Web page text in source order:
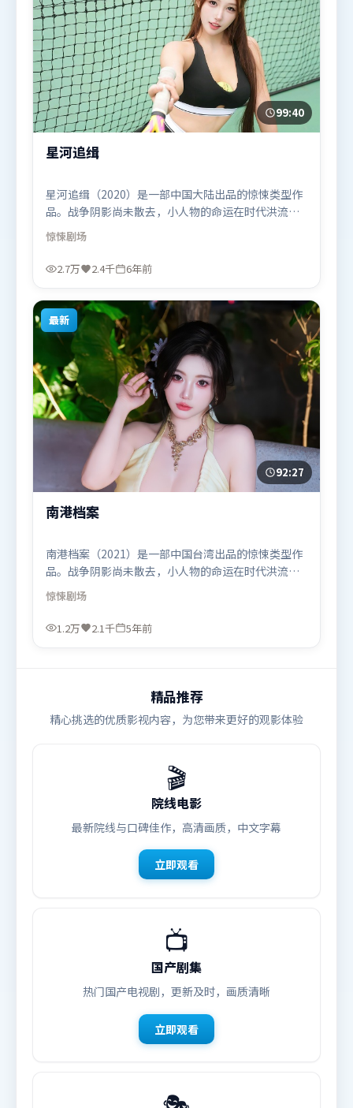
99:40
星河追缉
星河追缉（2020）是一部中国大陆出品的惊悚类型作
品。战争阴影尚未散去，小人物的命运在时代洪流里
被轻轻托起又放下。动作场面设计讲究空间与节奏，
文戏部分同样扎实耐嚼。由吕克·贝松执导，王景
春、梁朝伟、张家辉，吴京、艾米莉·布朗特等联袂
区首映上线，适合喜欢惊悚题材的观众观看。
惊悚剧场
2.7万 2.4千 6年前
最新
92:27
南港档案
南港档案（2021）是一部中国台湾出品的惊悚类型作
品。战争阴影尚未散去，小人物的命运在时代洪流里
被轻轻托起又放下。类型元素被重新组合，既致敬经
典也尝试突破套路。由奉俊昊执导，秦海璐、木村拓
哉、胡歌，王景春等联袂出演。影片于2021年8月11
惊悚剧场
1.2万 2.1千 5年前
精品推荐
精心挑选的优质影视内容，为您带来更好的观影体验
🎬
院线电影
最新院线与口碑佳作，高清画质，中文字幕
立即观看
📺
国产剧集
热门国产电视剧，更新及时，画质清晰
立即观看